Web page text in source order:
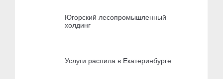
Югорский лесопромышленный
холдинг
Услуги распила в Екатеринбурге